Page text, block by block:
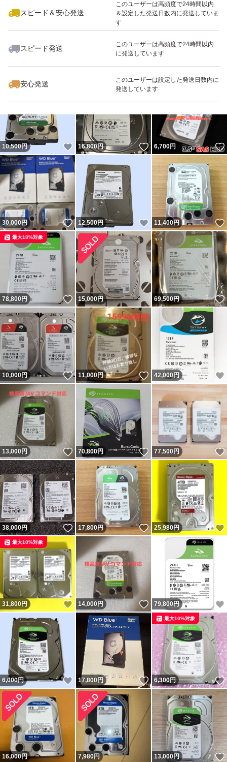
（12）キャンセルの場合には落札者削除等により「非常
（13）すべて商品やや傷や汚れありで設定します、中古
発送について 【入金を確認したら 2日以内 発送となりま
すが、週末 祝日 年末 発送遅くなるの場合はあります ご了
承ください】
スピード＆安心発送
このユーザーは高頻度で24時間以内
＆設定した発送日数内に発送していま
す
スピード発送
このユーザーは高頻度で24時間以内
に発送しています
安心発送
このユーザーは設定した発送日数内に
発送しています
10,500円 いいね！
16,800円 いいね！
6,700円
30,000円 いいね！
12,500円 いいね！
11,400円
78,800円 いいね！
最大10%対象
15,000円 69,500円
10,000円 いいね！
11,000円 いいね！
42,000 円
13,000円 いいね！
70,800円 いいね！
77,500円
38,000円 いいね！
17,800円 いいね！
25,980円
31,800円 いいね！
最大10%対象
14,000円 いいね！
79,800円
6,000円 いいね！
17,800円 いいね！
6,300円
最大10%対象
16,000円 7,980円 13,000円